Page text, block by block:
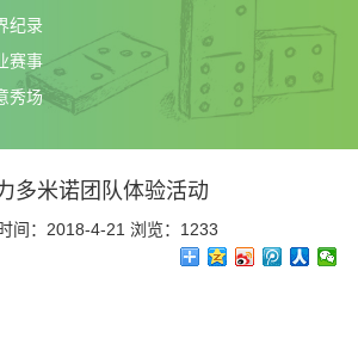
纪录
赛事
秀场
多米诺团队体验活动
间：2018-4-21 浏览：1233